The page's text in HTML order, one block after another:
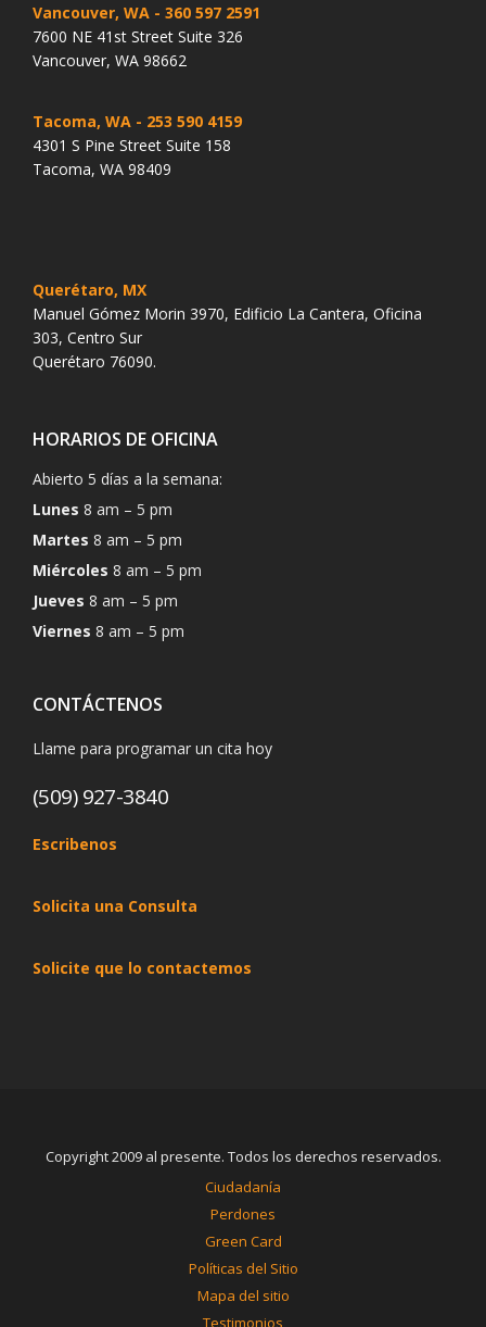
Vancouver, WA - 360 597 2591
7600 NE 41st Street Suite 326
Vancouver, WA 98662
Tacoma, WA - 253 590 4159
4301 S Pine Street Suite 158
Tacoma, WA 98409
Querétaro, MX
Manuel Gómez Morin 3970, Edificio La Cantera, Oficina
303, Centro Sur
Querétaro 76090.
HORARIOS DE OFICINA
Abierto 5 días a la semana:
Lunes 8 am – 5 pm
Martes 8 am – 5 pm
Miércoles 8 am – 5 pm
Jueves 8 am – 5 pm
Viernes 8 am – 5 pm
CONTÁCTENOS
Llame para programar un cita hoy
(509) 927-3840
Escribenos
Solicita una Consulta
Solicite que lo contactemos
Copyright 2009 al presente. Todos los derechos reservados.
Ciudadanía
Perdones
Green Card
Políticas del Sitio
Mapa del sitio
Testimonios